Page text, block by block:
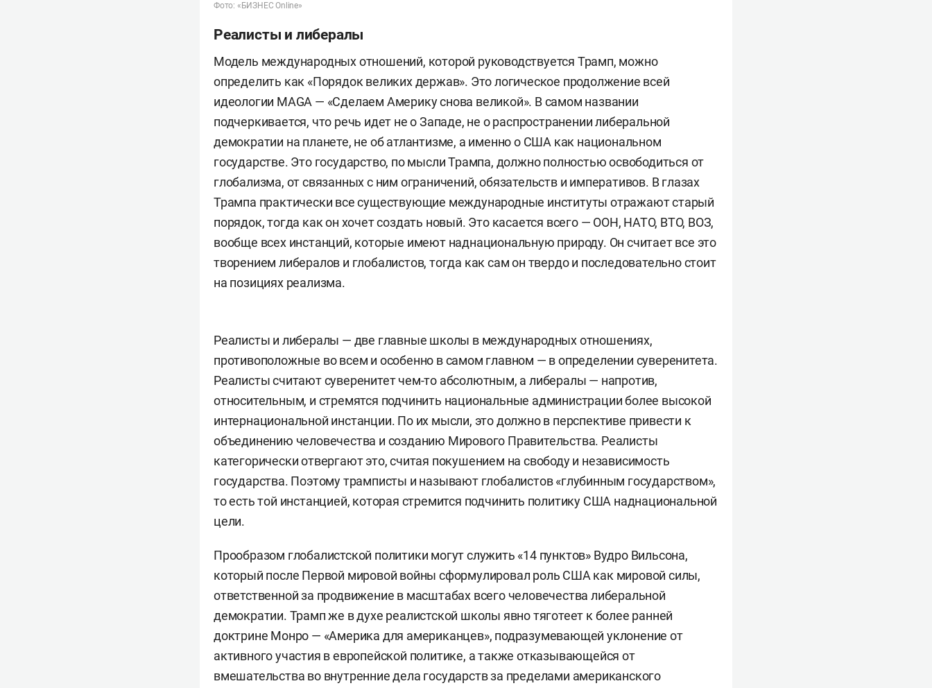
Фото: «БИЗНЕС Online»
Реалисты и либералы
Модель международных отношений, которой руководствуется Трамп, можно
определить как «Порядок великих держав». Это логическое продолжение всей
идеологии MAGA — «Сделаем Америку снова великой». В самом названии
подчеркивается, что речь идет не о Западе, не о распространении либеральной
демократии на планете, не об атлантизме, а именно о США как национальном
государстве. Это государство, по мысли Трампа, должно полностью освободиться от
глобализма, от связанных с ним ограничений, обязательств и императивов. В глазах
Трампа практически все существующие международные институты отражают старый
порядок, тогда как он хочет создать новый. Это касается всего — ООН, НАТО, ВТО, ВОЗ,
вообще всех инстанций, которые имеют наднациональную природу. Он считает все это
творением либералов и глобалистов, тогда как сам он твердо и последовательно стоит
на позициях реализма.
Реалисты и либералы — две главные школы в международных отношениях,
противоположные во всем и особенно в самом главном — в определении суверенитета.
Реалисты считают суверенитет чем-то абсолютным, а либералы — напротив,
относительным, и стремятся подчинить национальные администрации более высокой
интернациональной инстанции. По их мысли, это должно в перспективе привести к
объединению человечества и созданию Мирового Правительства. Реалисты
категорически отвергают это, считая покушением на свободу и независимость
государства. Поэтому трамписты и называют глобалистов «глубинным государством»,
то есть той инстанцией, которая стремится подчинить политику США наднациональной
цели.
Прообразом глобалистской политики могут служить «14 пунктов» Вудро Вильсона,
который после Первой мировой войны сформулировал роль США как мировой силы,
ответственной за продвижение в масштабах всего человечества либеральной
демократии. Трамп же в духе реалистской школы явно тяготеет к более ранней
доктрине Монро — «Америка для американцев», подразумевающей уклонение от
активного участия в европейской политике, а также отказывающейся от
вмешательства во внутренние дела государств за пределами американского